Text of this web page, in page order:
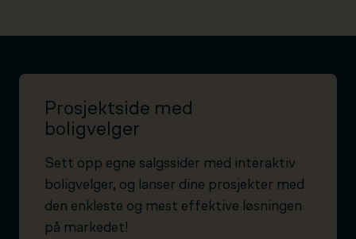
Prosjektside med
boligvelger
Sett opp egne salgssider med interaktiv
boligvelger, og lanser dine prosjekter med
den enkleste og mest effektive løsningen
på markedet!